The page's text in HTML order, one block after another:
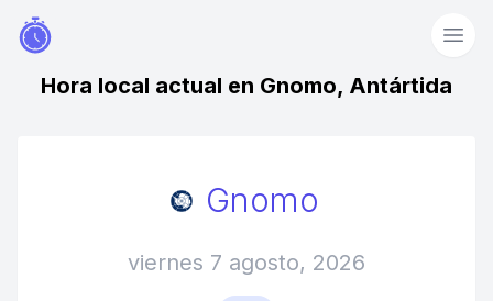
Hora local actual en Gnomo, Antártida
Gnomo
viernes 7 agosto, 2026